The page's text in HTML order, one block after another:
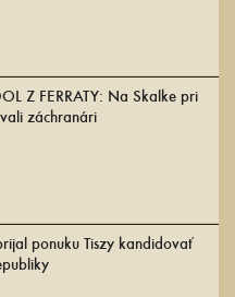
Z FERRATY: Na Skalke pri
záchranári
ponuku Tiszy kandidovať